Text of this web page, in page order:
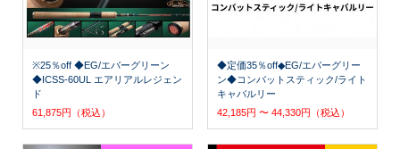
※25％off ◆EG/エバーグリーン
◆ICSS-60UL エアリアルレジェン
ド
61,875円（税込）
◆定価35％off◆EG/エバーグリー
ン◆コンバットスティック/ライト
キャバルリー
42,185円 〜 44,330円（税込）